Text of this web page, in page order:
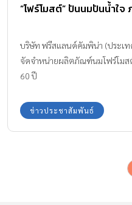
“โฟร์โมสต์” ปันนมปันน้ำใ
บริษัท ฟรีสแลนด์คัมพิน่า (ประเ
จัดจำหน่ายผลิตภัณฑ์นมโฟร์โมส
60 ปี
ข่าวประชาสัมพันธ์